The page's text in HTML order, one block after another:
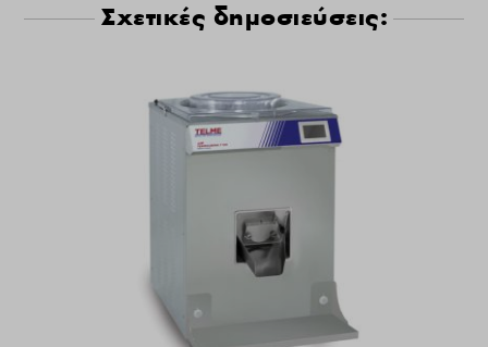
Σχετικές δημοσιεύσεις: